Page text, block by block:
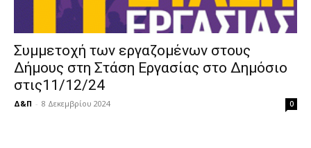
Συμμετοχή των εργαζομένων στους
Δήμους στη Στάση Εργασίας στο Δημόσιο
στις11/12/24
Δ&Π - 8 Δεκεμβρίου 2024 0